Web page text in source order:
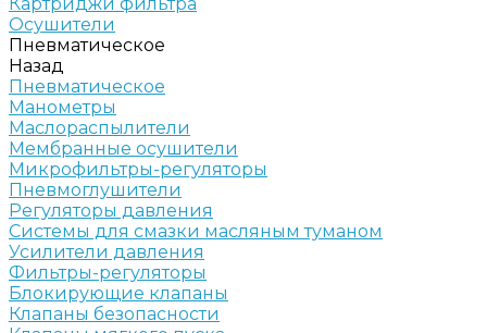
Осушители
Пневматическое
Назад
Пневматическое
Манометры
Маслораспылители
Мембранные осушители
Микрофильтры-регуляторы
Пневмоглушители
Регуляторы давления
Системы для смазки масляным туманом
Усилители давления
Фильтры-регуляторы
Блокирующие клапаны
Клапаны безопасности